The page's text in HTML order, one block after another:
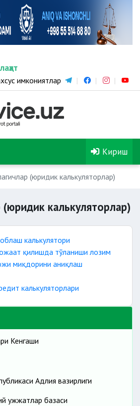
имкониятлар
Кириш
(юридик калькуляторлар)
калькуляторлар)
калькулятори
қилишда тўланиши лозим
миқдорини аниқлаш
калькуляторлари
Кенгаши
Адлия вазирлиги
ҳужжатлар базаси